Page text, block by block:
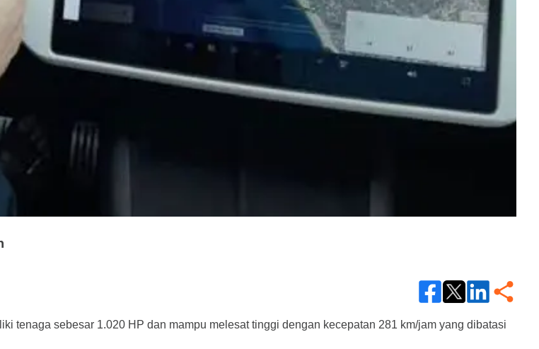
tenaga sebesar 1.020 HP dan mampu melesat tinggi dengan kecepatan 281 km/jam yang dibatasi